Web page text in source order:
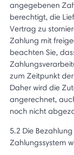
angegebenen
berechtigt, die
Vertrag zu
Zahlung mit
beachten Sie,
zum Zeitpunkt
Daher wird die
angerechnet,
noch nicht
5.2 Die
Zahlungssystem